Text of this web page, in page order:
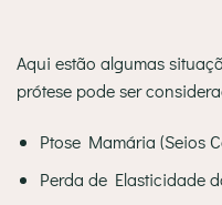
Aqui estão algumas
prótese pode ser
Ptose Mamária (Seios
Perda de Elasticidade